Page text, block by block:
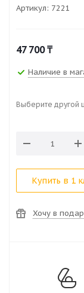
Артикул: 7221
47 700₸
Наличие в
Выберите другой
Купить в 1
Хочу в